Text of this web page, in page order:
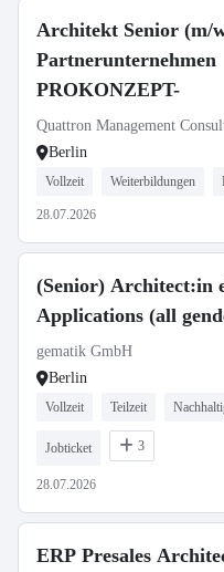
Architekt Senior (m/
Partnerunternehmen
PROKONZEPT-
Quattron Management
Berlin
Vollzeit Weiterbildungen
28.07.2026
(Senior) Architect:in
Applications (all
gematik GmbH
Berlin
Vollzeit Teilzeit
Jobticket 3
28.07.2026
ERP Presales